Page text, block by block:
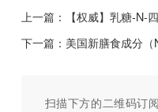
上一篇：
【权威】乳糖-N-四糖
下一篇： 美国新膳食成分（NDI）
扫描下方的二维码订